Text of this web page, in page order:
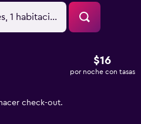
1 habitación
$16
por noche con tasas
check-out.